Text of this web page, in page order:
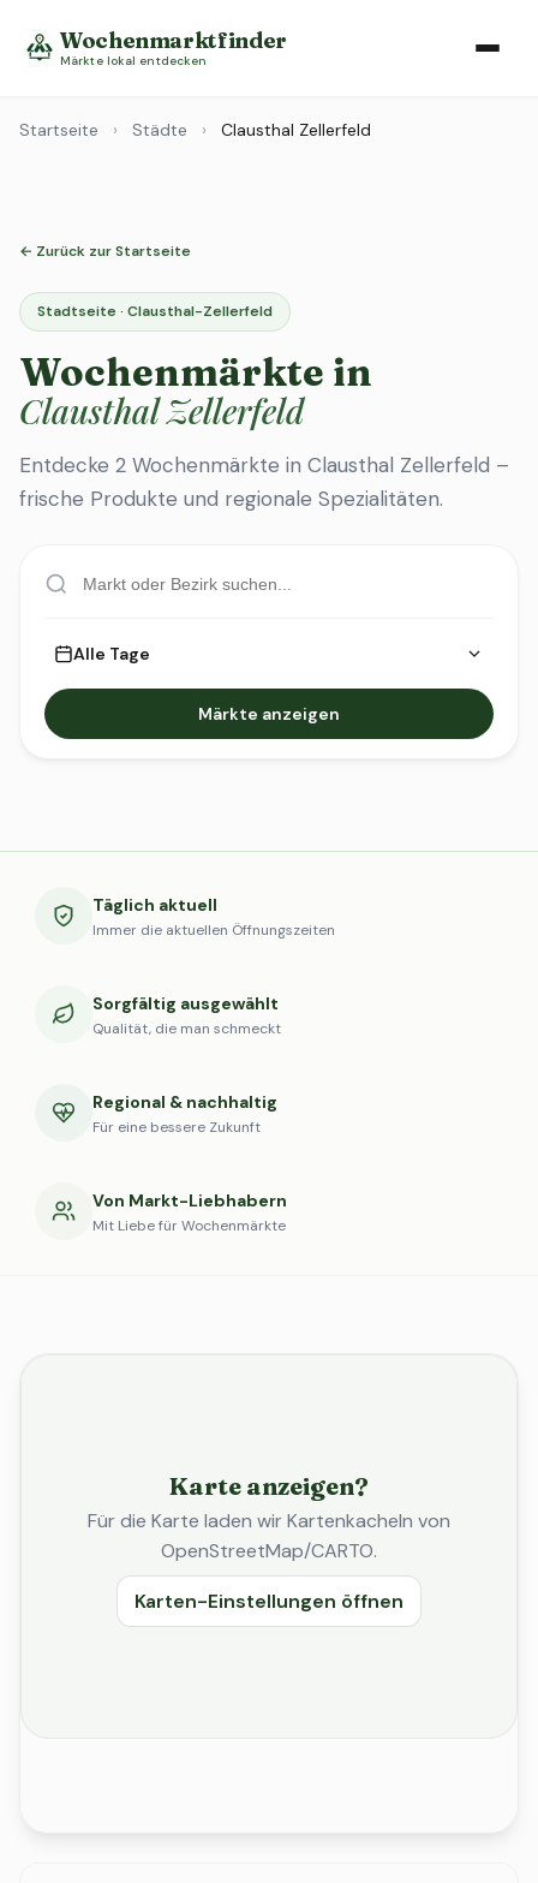
Wochenmarktfinder
Märkte lokal entdecken
Startseite › Städte › Clausthal Zellerfeld
← Zurück zur Startseite
Stadtseite · Clausthal-Zellerfeld
Wochenmärkte in
Clausthal Zellerfeld
Entdecke 2 Wochenmärkte in Clausthal Zellerfeld –
frische Produkte und regionale Spezialitäten.
Alle Tage
Märkte anzeigen
Täglich aktuell
Immer die aktuellen Öffnungszeiten
Sorgfältig ausgewählt
Qualität, die man schmeckt
Regional & nachhaltig
Für eine bessere Zukunft
Von Markt-Liebhabern
Mit Liebe für Wochenmärkte
Karte anzeigen?
Für die Karte laden wir Kartenkacheln von
OpenStreetMap/CARTO.
Karten-Einstellungen öffnen